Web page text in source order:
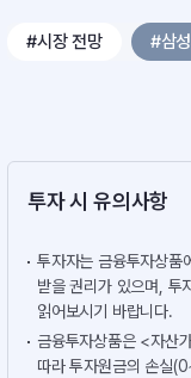
#시장 전망 #삼
투자 시 유의사항
투자자는 금융투자상품
받을 권리가 있으며, 투
읽어보시기 바랍니다.
금융투자상품은 <자산
따라 투자원금의 손실